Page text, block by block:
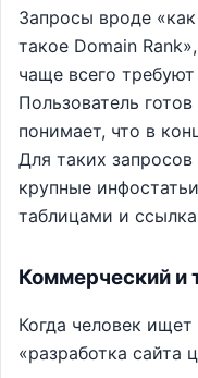
Запросы вроде
такое Domain
чаще всего
Пользователь
понимает, что в
Для таких
крупные
таблицами и
Коммерческий и
Когда человек
«разработка сайта